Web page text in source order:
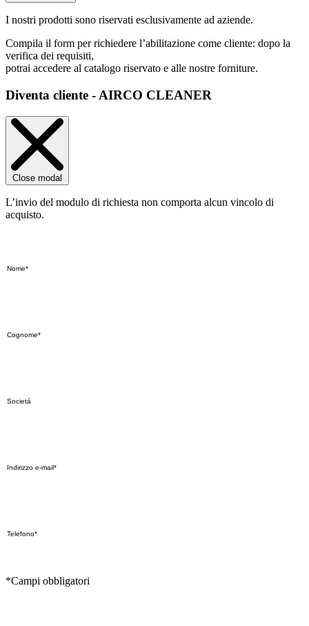
I nostri prodotti sono riservati esclusivamente ad aziende.
Compila il form per richiedere l’abilitazione come cliente: dopo la
verifica dei requisiti,
potrai accedere al catalogo riservato e alle nostre forniture.
Diventa cliente - AIRCO CLEANER
Close modal
L’invio del modulo di richiesta non comporta alcun vincolo di
acquisto.
*Campi obbligatori